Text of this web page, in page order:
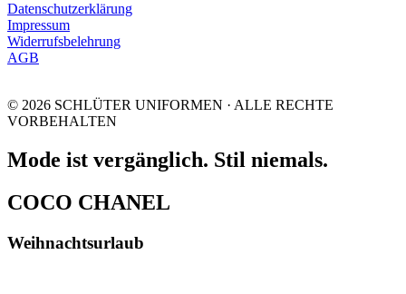
Datenschutzerklärung
Impressum
Widerrufsbelehrung
AGB
© 2026 SCHLÜTER UNIFORMEN · ALLE RECHTE
VORBEHALTEN
Mode ist vergänglich. Stil niemals.
COCO CHANEL
Weihnachtsurlaub